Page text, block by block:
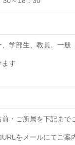
学部生、教員、一般
ます
・ご所属を下記まで
URL をメールにてご案